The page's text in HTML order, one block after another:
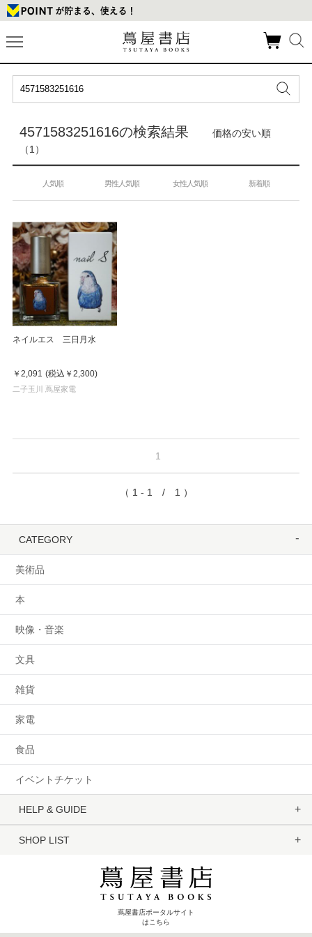
4571583251616の検索結果
価格の安い順
（1）
人気順 男性人気順 女性人気順 新着順
ネイルエス 三日月水
￥2,091 (税込 ￥2,300)
二子玉川 蔦屋家電
1
（ 1 - 1 / 1 ）
CATEGORY
美術品
本
映像・音楽
文具
雑貨
家電
食品
イベントチケット
HELP & GUIDE
SHOP LIST
蔦屋書店ポータルサイト
はこちら